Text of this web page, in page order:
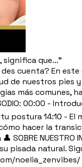
significa que..."
cuenta? En
de nuestros pies
más
00:00 -
postura 14:10 -
hacer la
SOBRE
natural.
noelia_zenvibes/